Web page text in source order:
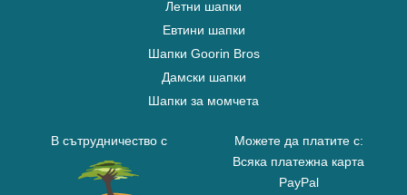
Летни шапки
Евтини шапки
Шапки Goorin Bros
Дамски шапки
Шапки за момчета
В сътрудничество с
Можете да платите с:
Всяка платежна карта
PayPal